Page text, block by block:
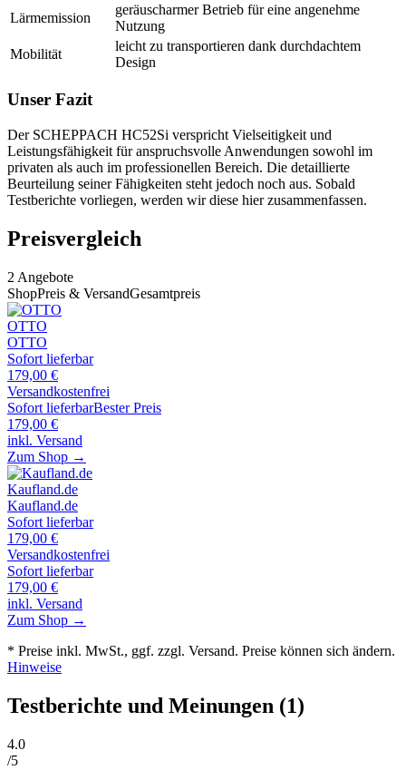
Lärmemission
geräuscharmer Betrieb für eine angenehme
Nutzung
Mobilität
leicht zu transportieren dank durchdachtem
Design
Unser Fazit
Der SCHEPPACH HC52Si verspricht Vielseitigkeit und
Leistungsfähigkeit für anspruchsvolle Anwendungen sowohl im
privaten als auch im professionellen Bereich. Die detaillierte
Beurteilung seiner Fähigkeiten steht jedoch noch aus. Sobald
Testberichte vorliegen, werden wir diese hier zusammenfassen.
Preisvergleich
2 Angebote
ShopPreis & VersandGesamtpreis
OTTO
OTTO
Sofort lieferbar
179,00 €
Versandkostenfrei
Sofort lieferbarBester Preis
179,00 €
inkl. Versand
Zum Shop →
Kaufland.de
Kaufland.de
Sofort lieferbar
179,00 €
Versandkostenfrei
Sofort lieferbar
179,00 €
inkl. Versand
Zum Shop →
* Preise inkl. MwSt., ggf. zzgl. Versand. Preise können sich ändern.
Hinweise
Testberichte und Meinungen (1)
4.0
/5